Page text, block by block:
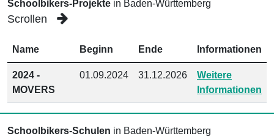
Schoolbikers-Projekte in Baden-Württemberg
Scrollen
Name Beginn Ende Informationen
2024 -
MOVERS
01.09.2024 31.12.2026
Weitere
Informationen
Schoolbikers-Schulen in Baden-Württemberg